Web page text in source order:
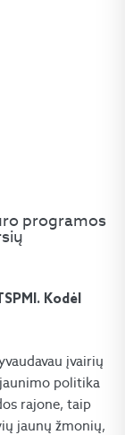
programos
Kodėl
įvairių
politika
rajone, taip
jaunų žmonių,